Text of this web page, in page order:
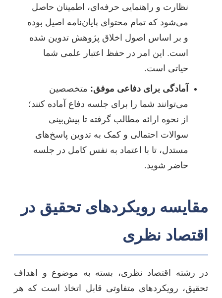
نظارت و راهنمایی حرفه‌ای، اطمینان حاصل
می‌شود که تمام محتوای پایان‌نامه اصیل بوده
و بر اساس اصول اخلاق پژوهش تدوین شده
است. این امر در حفظ اعتبار علمی شما
حیاتی است.
آمادگی برای دفاعی موفق: متخصصین
می‌توانند شما را برای جلسه دفاع آماده کنند؛
از نحوه ارائه مطالب گرفته تا پیش‌بینی
سوالات احتمالی و کمک به تدوین پاسخ‌های
مستدل، تا با اعتماد به نفس کامل در جلسه
حاضر شوید.
مقایسه رویکردهای تحقیق در
اقتصاد نظری
در رشته اقتصاد نظری، بسته به موضوع و اهداف
تحقیق، رویکردهای متفاوتی قابل اتخاذ است که هر